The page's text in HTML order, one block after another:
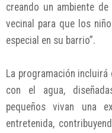
creando un ambiente
vecinal para que los
especial en su barrio”.
La programación
con el agua,
pequeños vivan una
entretenida,